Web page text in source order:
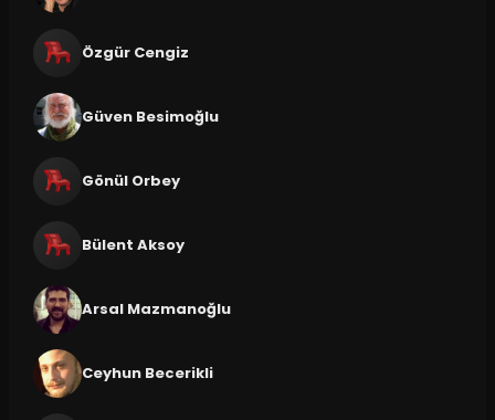
Özgür Cengiz
Güven Besimoğlu
Gönül Orbey
Bülent Aksoy
Arsal Mazmanoğlu
Ceyhun Becerikli